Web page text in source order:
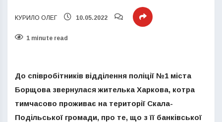
КУРИЛО ОЛЕГ 10.05.2022
1 minute read
До співробітників відділення поліції №1 міста
Борщова звернулася жителька Харкова, котра
тимчасово проживає на території Скала-
Подільської громади, про те, що з її банківської